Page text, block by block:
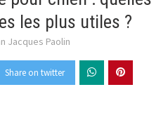
les plus utiles ?
Jacques Paolin
Share on twitter